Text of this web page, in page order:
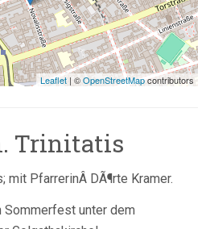
Leaflet | ©OpenStreetMapcontributors
Trinitatis
mit PfarrerinÂ DÃ¶rte Kramer.
Sommerfest unter dem